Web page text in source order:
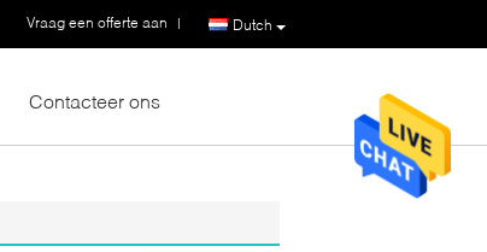
Dutch
Vraag een offerte aan |
Contacteer ons